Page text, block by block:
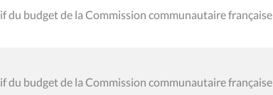
budget de la Commission communautaire française
budget de la Commission communautaire française